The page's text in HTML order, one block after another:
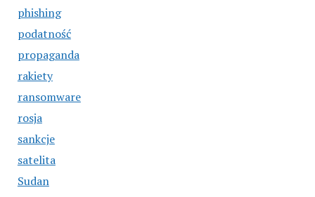
phishing
podatność
propaganda
rakiety
ransomware
rosja
sankcje
satelita
Sudan